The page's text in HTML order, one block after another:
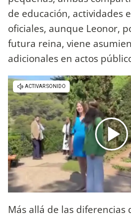
de educación, actividades
oficiales, aunque Leonor,
futura reina, viene
adicionales en actos
Más allá de las diferencias